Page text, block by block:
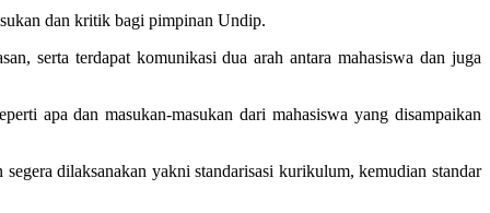
dan kritik bagi pimpinan Undip.
serta terdapat komunikasi dua arah antara mahasiswa dan juga
apa dan masukan-masukan dari mahasiswa yang disampaikan
dilaksanakan yakni standarisasi kurikulum, kemudian standar